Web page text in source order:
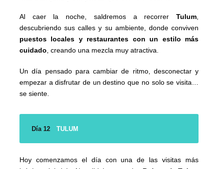
Al caer la noche, saldremos a recorrer Tulum
descubriendo sus calles y su ambiente, donde conviven
puestos locales y restaurantes con un estilo más
cuidado , creando una mezcla muy atractiva.
Un día pensado para cambiar de ritmo, desconectar y
empezar a disfrutar de un destino que no solo se visita…
se siente.
Día 12 TULUM
Hoy comenzamos el día con una de las visitas más